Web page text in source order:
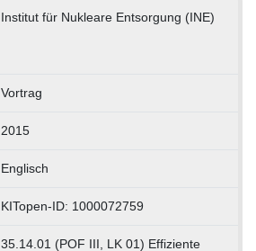
Institut für Nukleare Entsorgung (INE)
Vortrag
2015
Englisch
KITopen-ID: 1000072759
35.14.01 (POF III, LK 01) Effiziente